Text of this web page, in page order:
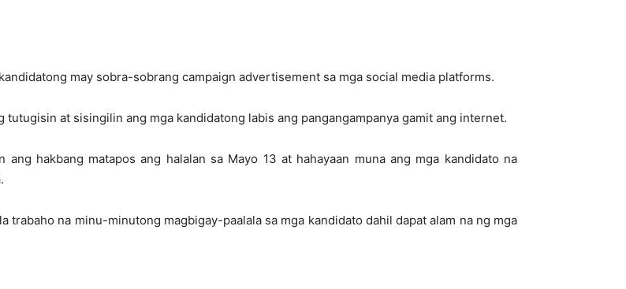
may sobra-sobrang campaign advertisement sa mga social media platforms.
at sisingilin ang mga kandidatong labis ang pangangampanya gamit ang internet.
hakbang matapos ang halalan sa Mayo 13 at hahayaan muna ang mga kandidato na
na minu-minutong magbigay-paalala sa mga kandidato dahil dapat alam na ng mga